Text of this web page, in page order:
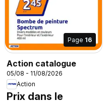
Page 16
Action catalogue
05/08 - 11/08/2026
Action
Prix dans le